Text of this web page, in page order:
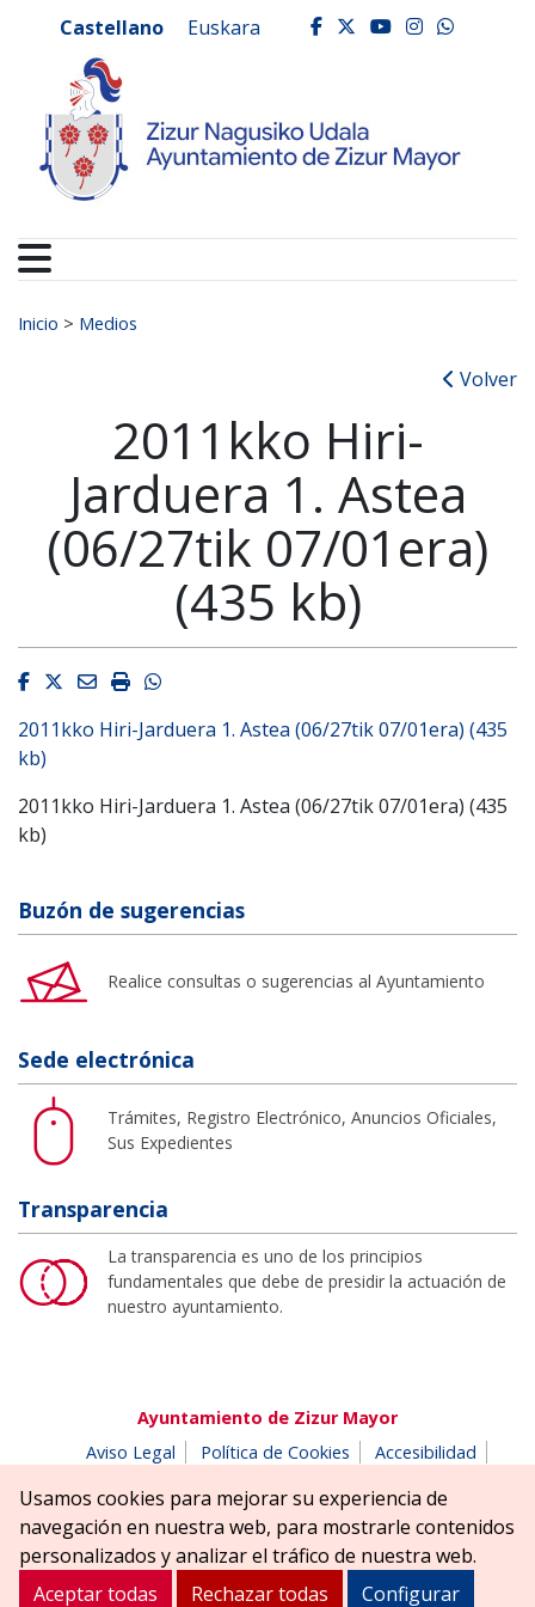
Ayuntamiento de
Castellano Euskara facebook
twitter
youtube
Buscar:
Inicio > Medios
Volver
2011kko Hiri-
Jarduera 1. Astea
(06/27tik 07/01era)
(435 kb)
Facebook
Twitter
EmailImprimirWhatsapp
2011kko Hiri-Jarduera 1. Astea (06/27tik 07/01era) (435
kb)
2011kko Hiri-Jarduera 1. Astea (06/27tik 07/01era) (435
kb)
Buzón de sugerencias
Realice consultas o sugerencias al Ayuntamiento
Sede electrónica
Trámites, Registro Electrónico, Anuncios Oficiales,
Sus Expedientes
Transparencia
La transparencia es uno de los principios
fundamentales que debe de presidir la actuación de
nuestro ayuntamiento.
Ayuntamiento de Zizur Mayor
Aviso Legal
Política de Cookies
Accesibilidad
Parque Erreniega parkea, s/n | 31180 Zizur Mayor-Zizur
Nagusia (NAVARRA-NAFARROA)
Tel. 948 181900
ayuntamiento@zizurmayor.es
Usamos cookies para mejorar su experiencia de
navegación en nuestra web, para mostrarle contenidos
personalizados y analizar el tráfico de nuestra web.
Aceptar todas
Rechazar todas Configurar